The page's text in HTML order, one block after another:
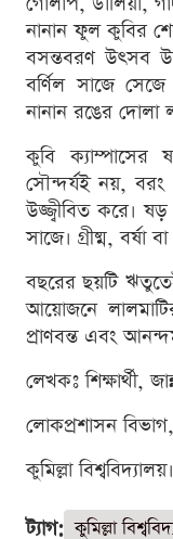
নানান ফুল কুবির
বসন্তবরণ উৎসব
বর্ণিল সাজে
নানান রঙের দোলা
কুবি
সৌন্দর্যই নয়, বরং
উজ্জ্বীবিত করে।
সাজে। গ্রীষ্ম, বর্ষা
বছরের ছয়টি
আয়োজনে
প্রাণবন্ত এবং
লেখকঃ শিক্ষার্থী,
লোকপ্রশাসন বিভাগ,
কুমিল্লা বিশ্ববিদ্যালয়।
ট্যাগ: কুমিল্লা